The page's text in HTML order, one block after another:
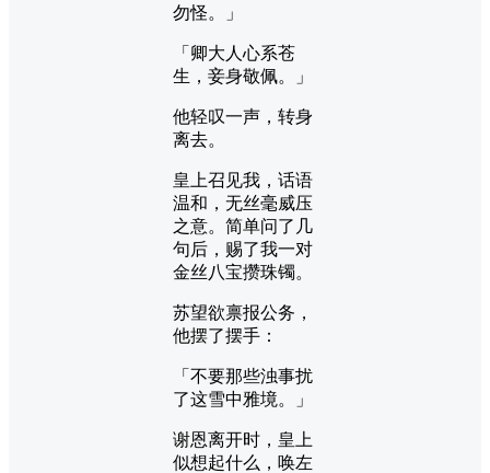
勿怪。」
「卿大人心系苍
生，妾身敬佩。」
他轻叹一声，转身
离去。
皇上召见我，话语
温和，无丝毫威压
之意。简单问了几
句后，赐了我一对
金丝八宝攒珠镯。
苏望欲禀报公务，
他摆了摆手：
「不要那些浊事扰
了这雪中雅境。」
谢恩离开时，皇上
似想起什么，唤左